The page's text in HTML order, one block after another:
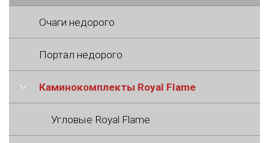
Очаги недорого
Портал недорого
Каминокомплекты Royal Flame
Угловые Royal Flame